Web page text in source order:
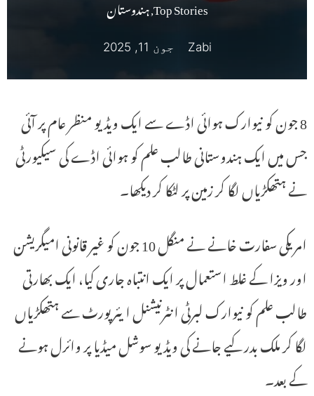
Top Stories
,ہندوستان
Zabi جون 11, 2025
8 جون کو نیوارک ہوائی اڈے سے ایک ویڈیو منظر عام پر آئی
جس میں ایک ہندوستانی طالب علم کو ہوائی اڈے کی سیکیورٹی
نے ہتھکڑیاں لگا کر زمین پر لٹکا کر دیکھا۔
امریکی سفارت خانے نے منگل 10 جون کو غیر قانونی امیگریشن
اور ویزا کے غلط استعمال پر ایک انتباہ جاری کیا، ایک بھارتی
طالب علم کو نیوارک لبرٹی انٹرنیشنل ایئرپورٹ سے ہتھکڑیاں
لگا کر ملک بدر کیے جانے کی ویڈیو سوشل میڈیا پر وائرل ہونے
کے بعد۔